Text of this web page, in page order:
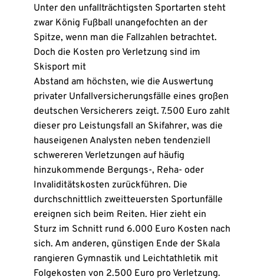
Unter den unfallträchtigsten Sportarten steht
zwar König Fußball unangefochten an der
Spitze, wenn man die Fallzahlen betrachtet.
Doch die Kosten pro Verletzung sind im
Skisport mit
Abstand am höchsten, wie die Auswertung
privater Unfallversicherungsfälle eines großen
deutschen Versicherers zeigt. 7.500 Euro zahlt
dieser pro Leistungsfall an Skifahrer, was die
hauseigenen Analysten neben tendenziell
schwereren Verletzungen auf häufig
hinzukommende Bergungs-, Reha- oder
Invaliditätskosten zurückführen. Die
durchschnittlich zweitteuersten Sportunfälle
ereignen sich beim Reiten. Hier zieht ein
Sturz im Schnitt rund 6.000 Euro Kosten nach
sich. Am anderen, günstigen Ende der Skala
rangieren Gymnastik und Leichtathletik mit
Folgekosten von 2.500 Euro pro Verletzung.